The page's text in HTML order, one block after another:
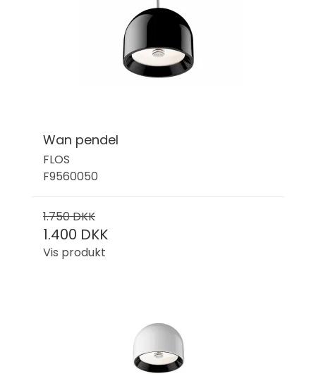
Wan pendel
FLOS
F9560050
1.750 DKK
1.400 DKK
Vis produkt